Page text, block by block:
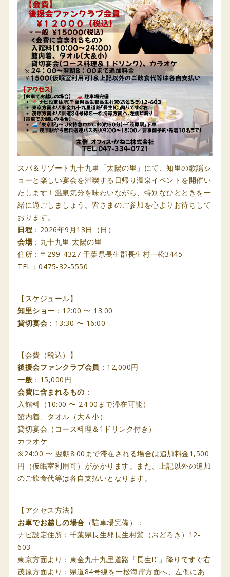
スパ＆リゾート九十九里「太陽の里」にて、知里の歌謡シ
ョーと楽しい宴会を満喫する日帰り温泉イベントを開催い
たします！温泉気分を味わいながら、特別なひとときを一
緒に過ごしましょう。皆さまのご参加を心よりお待ちして
おります。
日程 ：2026年9月13日（日）
会場：九十九里 太陽の里
住所：〒299-4327 千葉県長生郡長生村一松3445
TEL：0475-32-5550
【スケジュール】
知里ショー ：12:00 〜 13:00
貸切宴会 ：13:30 〜 16:00
【会費（税込）】
後援会ファンクラブ会員 ：12,000円
一般 ：15,000円
会費に含まれるもの ：
入館料（10:00 〜 24:00まで滞在可能）
館内着、タオル（大＆小）
貸切宴会（コース料理＆1ドリンク付き）
カラオケ
※24:00 〜 翌朝8:00まで滞在される場合は追加料金1,500
円（仮眠室利用可）がかかります。また、上記以外の追加
のご飲食代等は各自支払いとなります。
【アクセス方法】
お車でお越しの場合 （駐車場完備）：
ナビ設定住所：千葉県長生郡長生村驚（おどろき）12-
603
東京方面より：東金九十九里道路「長生IC」降りてすぐ右
茂原方面より：県道84号線を一松海岸方面へ、左側にあ